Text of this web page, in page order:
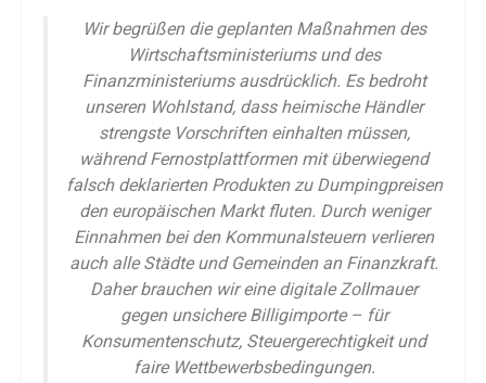
Wir begrüßen die geplanten Maßnahmen des
Wirtschaftsministeriums und des
Finanzministeriums ausdrücklich. Es bedroht
unseren Wohlstand, dass heimische Händler
strengste Vorschriften einhalten müssen,
während Fernostplattformen mit überwiegend
falsch deklarierten Produkten zu Dumpingpreisen
den europäischen Markt fluten. Durch weniger
Einnahmen bei den Kommunalsteuern verlieren
auch alle Städte und Gemeinden an Finanzkraft.
Daher brauchen wir eine digitale Zollmauer
gegen unsichere Billigimporte – für
Konsumentenschutz, Steuergerechtigkeit und
faire Wettbewerbsbedingungen.